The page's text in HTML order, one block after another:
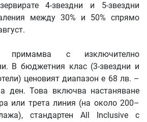
4-звездни и 5-звездни
между 30% и 50% спрямо
с изключително
В бюджетния клас (3-звездни и
ценовият диапазон е 68 лв. –
ден. Това включва настаняване
или трета линия (на около 200–
стандартен All Inclusive с